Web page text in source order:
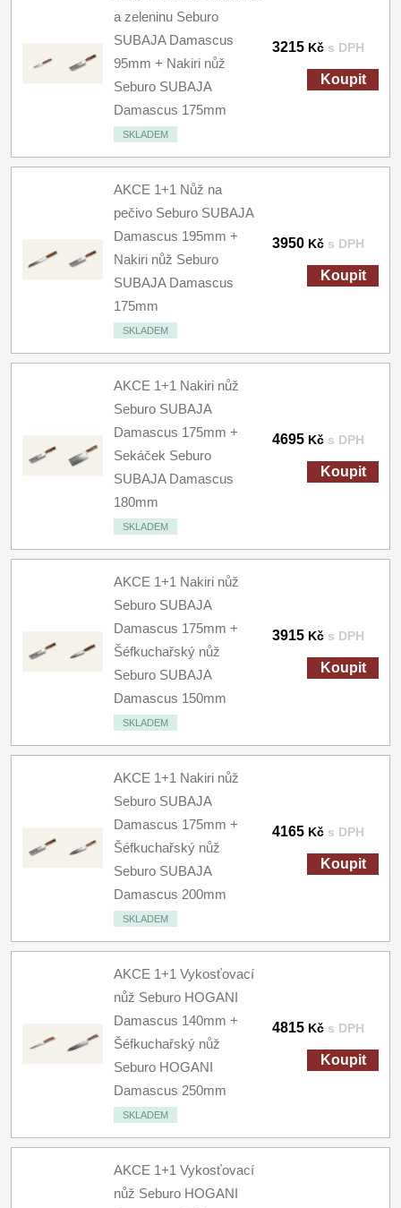
a zeleninu Seburo
SUBAJA Damascus
95mm + Nakiri nůž
Seburo SUBAJA
Damascus 175mm
SKLADEM
3215 Kč s DPH
Koupit
AKCE 1+1 Nůž na
pečivo Seburo SUBAJA
Damascus 195mm +
Nakiri nůž Seburo
SUBAJA Damascus
175mm
SKLADEM
3950 Kč s DPH
Koupit
AKCE 1+1 Nakiri nůž
Seburo SUBAJA
Damascus 175mm +
Sekáček Seburo
SUBAJA Damascus
180mm
SKLADEM
4695 Kč s DPH
Koupit
AKCE 1+1 Nakiri nůž
Seburo SUBAJA
Damascus 175mm +
Šéfkuchařský nůž
Seburo SUBAJA
Damascus 150mm
SKLADEM
3915 Kč s DPH
Koupit
AKCE 1+1 Nakiri nůž
Seburo SUBAJA
Damascus 175mm +
Šéfkuchařský nůž
Seburo SUBAJA
Damascus 200mm
SKLADEM
4165 Kč s DPH
Koupit
AKCE 1+1 Vykosťovací
nůž Seburo HOGANI
Damascus 140mm +
Šéfkuchařský nůž
Seburo HOGANI
Damascus 250mm
SKLADEM
4815 Kč s DPH
Koupit
AKCE 1+1 Vykosťovací
nůž Seburo HOGANI